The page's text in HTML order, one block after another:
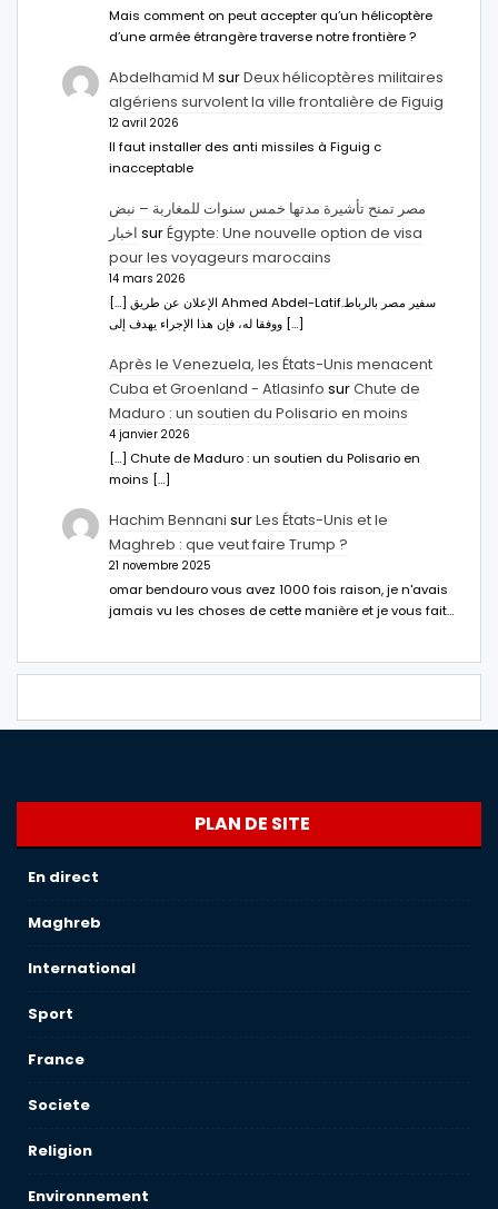
Mais comment on peut accepter qu’un hélicoptère
d’une armée étrangère traverse notre frontière ?
Abdelhamid M surDeux hélicoptères militaires
algériens survolent la ville frontalière de Figuig
12 avril 2026
Il faut installer des anti missiles à Figuig c
inacceptable
مصر تمنح تأشيرة مدتها خمس سنوات للمغاربة – نبض
اخبار surÉgypte: Une nouvelle option de visa
pour les voyageurs marocains
14 mars 2026
[…] الإعلان عن طريق Ahmed Abdel-Latifسفير مصر بالرباط.
ووفقا له، فإن هذا الإجراء يهدف إلى […]
Après le Venezuela, les États-Unis menacent
Cuba et Groenland - Atlasinfo surChute de
Maduro : un soutien du Polisario en moins
4 janvier 2026
[…] Chute de Maduro : un soutien du Polisario en
moins […]
Hachim Bennani surLes États-Unis et le
Maghreb : que veut faire Trump ?
21 novembre 2025
omar bendouro vous avez 1000 fois raison, je n'avais
jamais vu les choses de cette manière et je vous fait…
PLAN DE SITE
En direct
Maghreb
International
Sport
France
Societe
Religion
Environnement